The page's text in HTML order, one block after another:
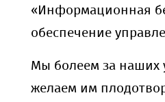
«Информационная
обеспечение
Мы болеем за наших
желаем им